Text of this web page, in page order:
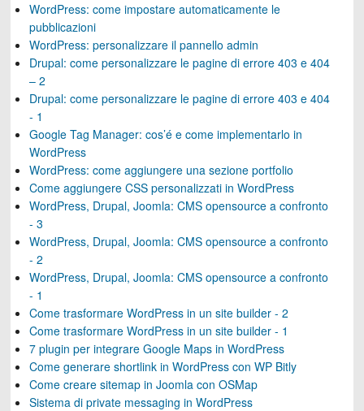
WordPress: come impostare automaticamente le
pubblicazioni
WordPress: personalizzare il pannello admin
Drupal: come personalizzare le pagine di errore 403 e 404
– 2
Drupal: come personalizzare le pagine di errore 403 e 404
- 1
Google Tag Manager: cos’é e come implementarlo in
WordPress
WordPress: come aggiungere una sezione portfolio
Come aggiungere CSS personalizzati in WordPress
WordPress, Drupal, Joomla: CMS opensource a confronto
- 3
WordPress, Drupal, Joomla: CMS opensource a confronto
- 2
WordPress, Drupal, Joomla: CMS opensource a confronto
- 1
Come trasformare WordPress in un site builder - 2
Come trasformare WordPress in un site builder - 1
7 plugin per integrare Google Maps in WordPress
Come generare shortlink in WordPress con WP Bitly
Come creare sitemap in Joomla con OSMap
Sistema di private messaging in WordPress